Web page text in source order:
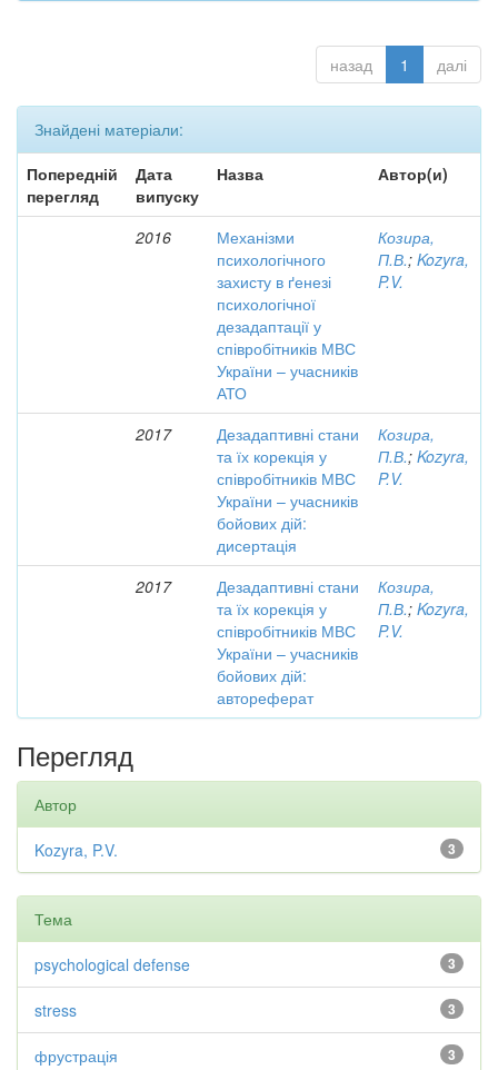
назад 1 далі
Знайдені матеріали:
Попередній
перегляд
Дата
випуску
Назва Автор(и)
2016
Механізми
психологічного
захисту в ґенезі
психологічної
дезадаптації у
співробітників МВС
України – учасників
АТО
Козира,
П.В.; Kozyra,
P.V.
2017
Дезадаптивні стани
та їх корекція у
співробітників МВС
України – учасників
бойових дій:
дисертація
Козира,
П.В.; Kozyra,
P.V.
2017
Дезадаптивні стани
та їх корекція у
співробітників МВС
України – учасників
бойових дій:
автореферат
Козира,
П.В.; Kozyra,
P.V.
Перегляд
Автор
3
Kozyra, P.V.
Тема
3
psychological defense
3
stress
3
фрустрація